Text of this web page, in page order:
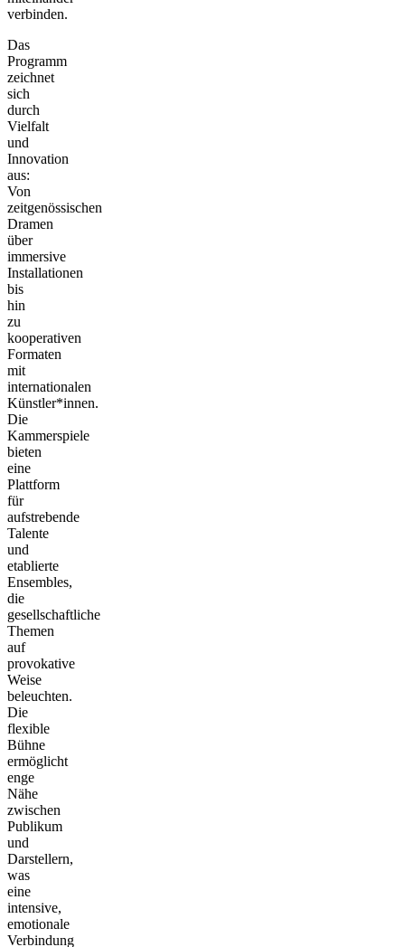
verbinden.
Das
Programm
zeichnet
sich
durch
Vielfalt
und
Innovation
aus:
Von
zeitgenössischen
Dramen
über
immersive
Installationen
bis
hin
zu
kooperativen
Formaten
mit
internationalen
Künstler*innen.
Die
Kammerspiele
bieten
eine
Plattform
für
aufstrebende
Talente
und
etablierte
Ensembles,
die
gesellschaftliche
Themen
auf
provokative
Weise
beleuchten.
Die
flexible
Bühne
ermöglicht
enge
Nähe
zwischen
Publikum
und
Darstellern,
was
eine
intensive,
emotionale
Verbindung